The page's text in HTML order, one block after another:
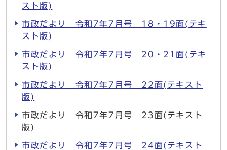
スト版)
市政だより 令和7年7月号 18・19面(テキ
スト版)
市政だより 令和7年7月号 20・21面(テキ
スト版)
市政だより 令和7年7月号 22面(テキスト
版)
市政だより 令和7年7月号 23面(テキスト
版)
市政だより 令和7年7月号 24面(テキスト